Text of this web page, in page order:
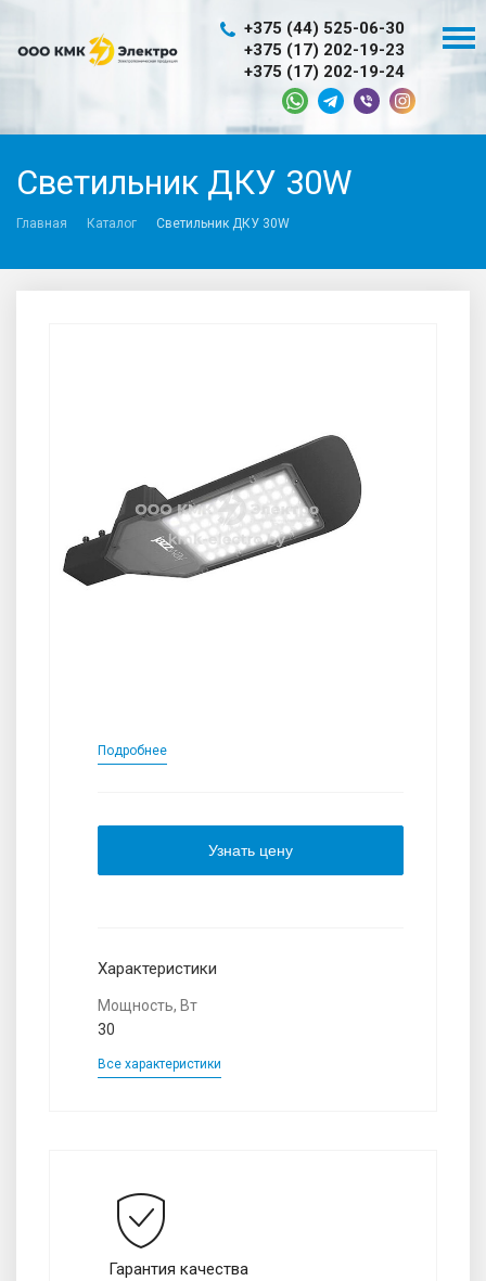
+375 (44) 525-06-30
+375 (17) 202-19-23
+375 (17) 202-19-24
Светильник ДКУ 30W
Главная Каталог Светильник ДКУ 30W
Подробнее
Узнать цену
Характеристики
Мощность, Вт
30
Все характеристики
Гарантия качества